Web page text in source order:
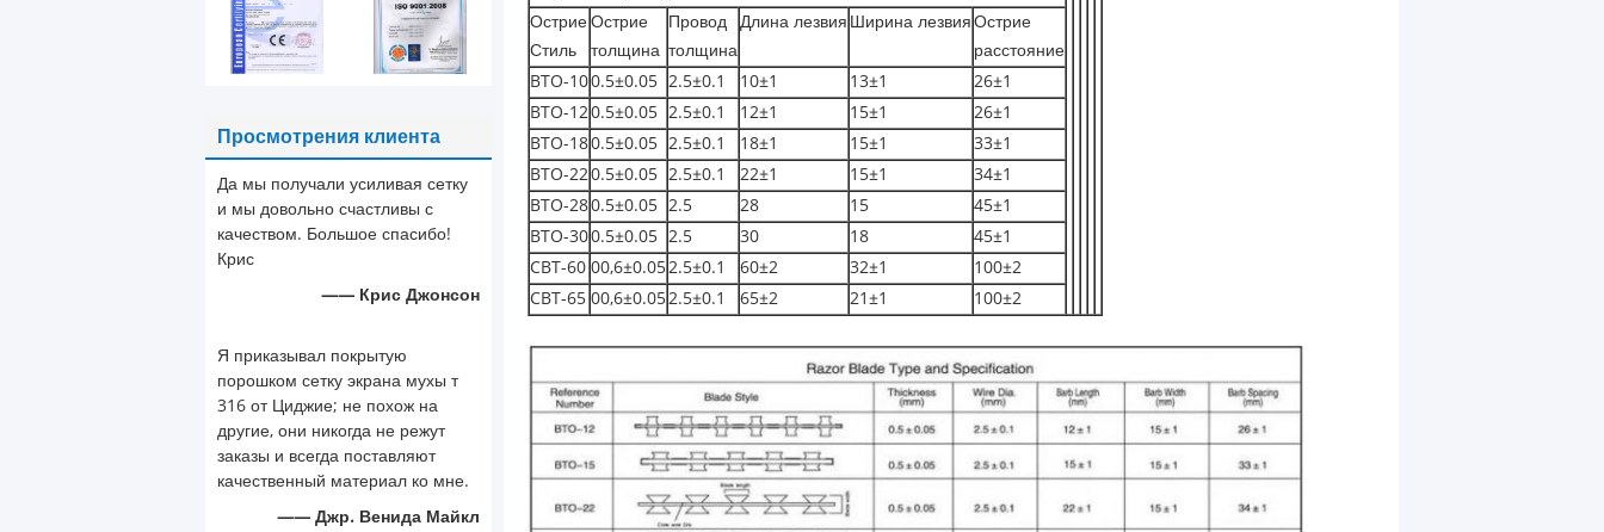
Просмотрения клиента
Да мы получали усиливая сетку
и мы довольно счастливы с
качеством. Большое спасибо!
Крис
—— Крис Джонсон
Я приказывал покрытую
порошком сетку экрана мухы т
316 от Циджие; не похож на
другие, они никогда не режут
заказы и всегда поставляют
качественный материал ко мне.
—— Джр. Венида Майкл
Острие
Стиль
Острие
толщина
Провод
толщина
Длина лезвия Ширина лезвияОстрие
расстояние
BTO-100.5±0.05 2.5±0.1 10±1 13±1
26±1
BTO-120.5±0.05 2.5±0.1 12±1 15±1
26±1
BTO-180.5±0.05 2.5±0.1 18±1 15±1
33±1
BTO-220.5±0.05 2.5±0.1 22±1 15±1
34±1
BTO-280.5±0.05 2.5 28 15
45±1
BTO-300.5±0.05 2.5 30 18
45±1
CBT-60 00,6±0.052.5±0.1 60±2 32±1
100±2
CBT-65 00,6±0.052.5±0.1 65±2 21±1 100±2